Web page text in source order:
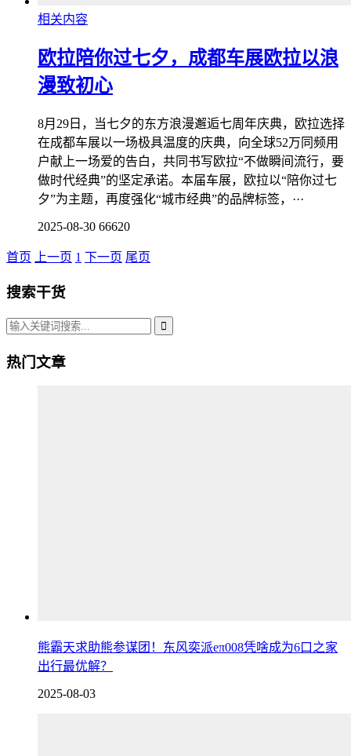
相关内容
欧拉陪你过七夕，成都车展欧拉以浪
漫致初心
8月29日，当七夕的东方浪漫邂逅七周年庆典，欧拉选择
在成都车展以一场极具温度的庆典，向全球52万同频用
户献上一场爱的告白，共同书写欧拉“不做瞬间流行，要
做时代经典”的坚定承诺。本届车展，欧拉以“陪你过七
夕”为主题，再度强化“城市经典”的品牌标签，···
2025-08-30 66620
首页 上一页 1 下一页 尾页
搜索干货
热门文章
熊霸天求助熊参谋团！东风奕派eπ008凭啥成为6口之家
出行最优解？
2025-08-03